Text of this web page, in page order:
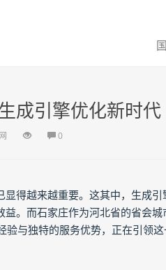
成引擎优化新时代
0
得越来越重要。这其中，生成引
。而石家庄作为河北省的省会
与独特的服务优势，正在引领这